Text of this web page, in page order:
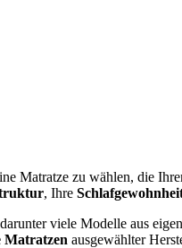
Matratze zu wählen, die
, Ihre
viele Modelle aus
Matratzen ausgewählter